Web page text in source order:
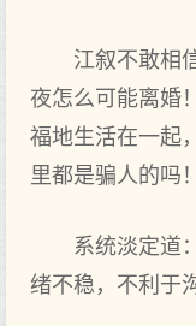
江叙不敢相
夜怎么可能离婚
福地生活在一起
里都是骗人的吗！
系统淡定道
绪不稳，不利于